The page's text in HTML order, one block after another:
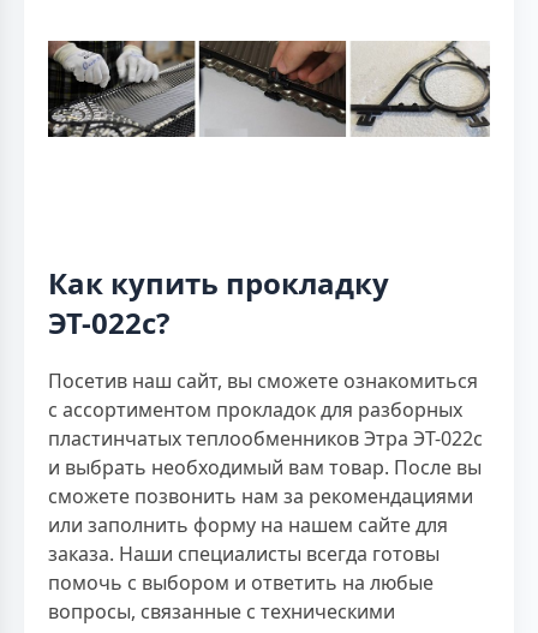
Как купить прокладку
ЭТ-022с?
Посетив наш сайт, вы сможете ознакомиться
с ассортиментом прокладок для разборных
пластинчатых теплообменников Этра ЭТ-022с
и выбрать необходимый вам товар. После вы
сможете позвонить нам за рекомендациями
или заполнить форму на нашем сайте для
заказа. Наши специалисты всегда готовы
помочь с выбором и ответить на любые
вопросы, связанные с техническими